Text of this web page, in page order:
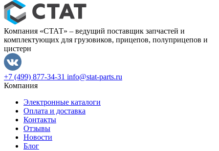
Компания «СТАТ» – ведущий поставщик запчастей и
комплектующих для грузовиков, прицепов, полуприцепов и
цистерн
+7 (499) 877-34-31 info@stat-parts.ru
Компания
Электронные каталоги
Оплата и доставка
Контакты
Отзывы
Новости
Блог